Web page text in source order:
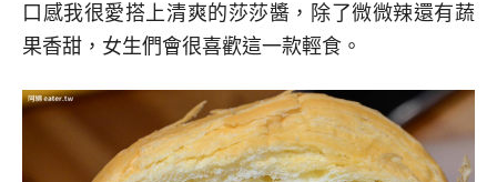
口感我很愛搭上清爽的莎莎醬，除了微微辣還有蔬
果香甜，女生們會很喜歡這一款輕食。